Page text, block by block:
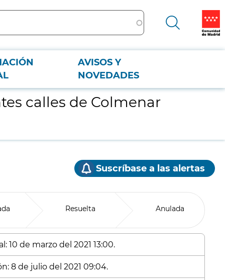
AVISOS Y
NOVEDADES
calles de Colmenar
Suscríbase a las alertas
Resuelta Anulada
10 de marzo del 2021 13:00.
8 de julio del 2021 09:04.